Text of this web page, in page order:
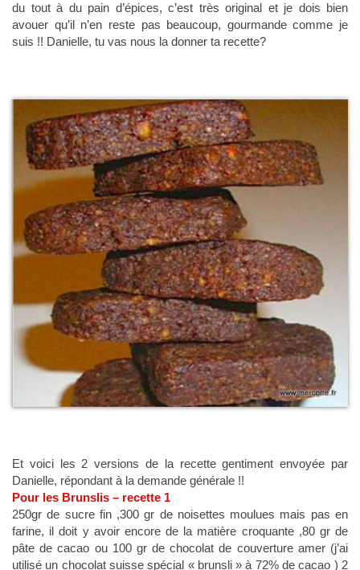
du tout à du pain d’épices, c’est très original et je dois bien
avouer qu’il n’en reste pas beaucoup, gourmande comme je
suis !! Danielle, tu vas nous la donner ta recette?
Et voici les 2 versions de la recette gentiment envoyée par
Danielle, répondant à la demande générale !!
Pour les Brunslis – recette 1
250gr de sucre fin ,300 gr de noisettes moulues mais pas en
farine, il doit y avoir encore de la matière croquante ,80 gr de
pâte de cacao ou 100 gr de chocolat de couverture amer (j’ai
utilisé un chocolat suisse spécial « brunsli » à 72% de cacao ) 2